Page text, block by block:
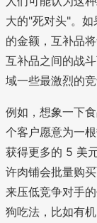
大的"死对头"。
的金额，互补品
互补品之间的战
域一些最激烈的
例如，想象一下
个客户愿意为一
获得更多的 5 美
许肉铺会批量购
来压低竞争对手
狗吃法，比如有